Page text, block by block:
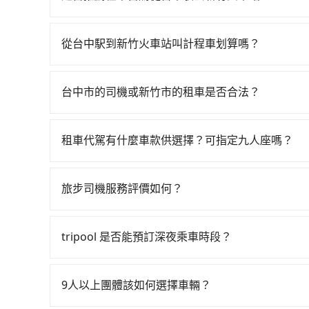
約花26分鐘、車費400元後，抵達新竹火車站 (新
擇搭乘高鐵而不預約包車，不僅每人至少額外負
天就要來回，那在台中路邊可隨租隨借的iRent應
進去，但額外的汽車保險與可能的罰單都需自付
次租車都好像在開樂透一樣。另外，偶爾也會遇
天或者載行李時，就顯得非常不便。
從台中駅到新竹火車站叫計程車划算嗎？
到車，也可考慮打電話至附近的計程車隊，如有
服務品質上，tripool都是你從台中駅到新竹火車站
台中市的司機或新竹市的租車是否合法？
警察臨檢並趕下車，出意外後保險公司更是不會
好辨別叫的車是否合法，就看車牌的開頭，只要不
租車代駕有什麼車款供選擇？可指定九人座嗎？
VW為主，其中也有少量進口車像凌志Lexus、特
旅步司機服務評價如何？
程更加順暢和舒適。」
tripool 是否能預訂深夜乘車時段？
9人以上團體該如何選擇車輛？